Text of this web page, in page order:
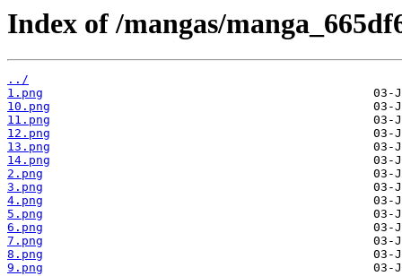
Index of /mangas/
../
1.png
10.png
11.png
12.png
13.png
14.png
2.png
3.png
4.png
5.png
6.png
7.png
8.png
9.png